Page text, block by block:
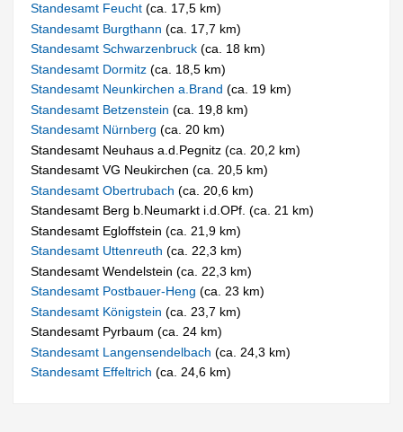
Standesamt Feucht(ca. 17,5 km)
Standesamt Burgthann(ca. 17,7 km)
Standesamt Schwarzenbruck(ca. 18 km)
Standesamt Dormitz(ca. 18,5 km)
Standesamt Neunkirchen a.Brand(ca. 19 km)
Standesamt Betzenstein(ca. 19,8 km)
Standesamt Nürnberg(ca. 20 km)
Standesamt Neuhaus a.d.Pegnitz (ca. 20,2 km)
Standesamt VG Neukirchen (ca. 20,5 km)
Standesamt Obertrubach(ca. 20,6 km)
Standesamt Berg b.Neumarkt i.d.OPf. (ca. 21 km)
Standesamt Egloffstein (ca. 21,9 km)
Standesamt Uttenreuth(ca. 22,3 km)
Standesamt Wendelstein (ca. 22,3 km)
Standesamt Postbauer-Heng(ca. 23 km)
Standesamt Königstein(ca. 23,7 km)
Standesamt Pyrbaum (ca. 24 km)
Standesamt Langensendelbach(ca. 24,3 km)
Standesamt Effeltrich(ca. 24,6 km)